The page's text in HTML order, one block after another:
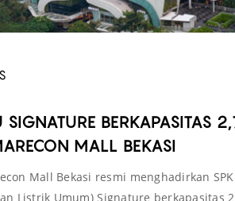
SIGNATURE BERKAPASITAS
MALL BEKASI
Mall Bekasi resmi menghadirkan
Listrik Umum) Signature berkapasitas